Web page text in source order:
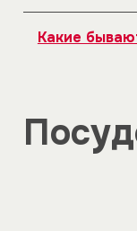
продлит
специальную
Какие
полезные
программ